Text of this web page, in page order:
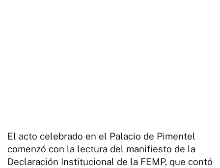
El acto celebrado en el Palacio de Pimentel
comenzó con la lectura del manifiesto de la
Declaración Institucional de la FEMP, que contó